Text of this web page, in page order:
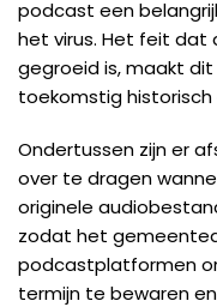
podcast een
het virus. Het feit dat
gegroeid is, maakt
toekomstig historisch
Ondertussen zijn er
over te dragen
originele
zodat het
podcastplatformen
termijn te bewaren